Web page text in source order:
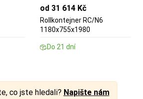
od 31 614 Kč
Rollkontejner RC/N6
1180x755x1980
Do 21 dní
co jste hledali? Napište nám